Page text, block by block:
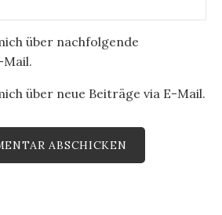
über nachfolgende
über neue Beiträge via E-Mail.